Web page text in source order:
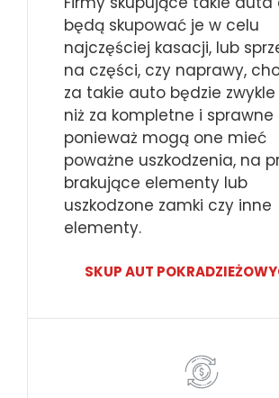
będą skupować je w celu
najczęściej kasacji, lub
na części, czy naprawy,
za takie auto będzie zwykle
niż za kompletne i sprawne
ponieważ mogą one mieć
poważne uszkodzenia, na
brakujące elementy lub
uszkodzone zamki czy inne
elementy.
SKUP AUT